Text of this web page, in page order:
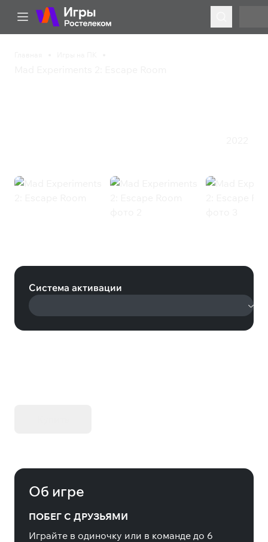
Система активации
Об игре
ПОБЕГ С ДРУЗЬЯМИ
Играйте в одиночку или в команде до 6